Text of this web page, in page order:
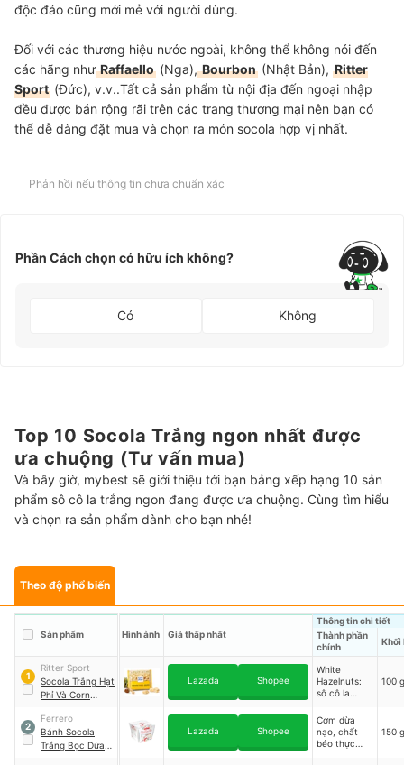
độc đáo cũng mới mẻ với người dùng.
Đối với các thương hiệu nước ngoài, không thể không nói đến
các hãng nhưRaffaello (Nga),Bourbon (Nhật Bản), Ritter
Sport (Đức), v.v..Tất cả sản phẩm từ nội địa đến ngoại nhập
đều được bán rộng rãi trên các trang thương mại nên bạn có
thể dễ dàng đặt mua và chọn ra món socola hợp vị nhất.
Phản hồi nếu thông tin chưa chuẩn xác
Phần Cách chọn có hữu ích không?
Có Không
Top 10 Socola Trắng ngon nhất được
ưa chuộng (Tư vấn mua)
Và bây giờ, mybest sẽ giới thiệu tới bạn bảng xếp hạng 10 sản
phẩm sô cô la trắng ngon đang được ưa chuộng. Cùng tìm hiểu
và chọn ra sản phẩm dành cho bạn nhé!
Theo độ phổ biến
Sản phẩm Hình ảnh Giá thấp nhất
Thông tin chi tiết
Thành phần
chính
Khối
1
Ritter Sport
Socola Trắng Hạt
Phỉ Và Corn
Crisp, Weisse
Voll-Nuss
Lazada Shopee
White
Hazelnuts:
sô cô la
phỉ 25%, rice
flake, bơ
cacao; White
+ Crisp: Sô
100 g
2
Ferrero
Bánh Socola
Trắng Bọc Dừa
Lazada Shopee
Cơm dừa
nạo, chất
béo thực
150